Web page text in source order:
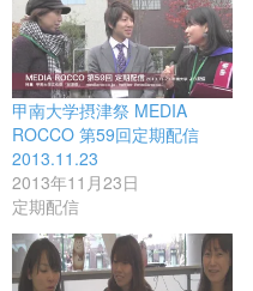
甲南大学摂津祭 MEDIA
ROCCO 第59回定期配信
2013.11.23
2013年11月23日
定期配信